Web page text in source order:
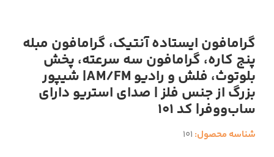
گرامافون ایستاده آنتیک، گرامافون مبله
پنج کاره، گرامافون سه سرعته، پخش
بلوتوث، فلش و رادیو AM/FM| شیپور
بزرگ از جنس فلز | صدای استریو دارای
ساب‌ووفر| کد 101
شناسه محصول: 101